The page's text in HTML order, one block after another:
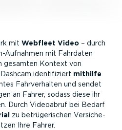
mit Webfleet Video – durch
­Auf­nahmen mit Fahrdaten
gesamten Kontext von
identi­fi­ziert mithilfe
Fahrver­halten und sendet
an Fahrer, sodass diese ihr
Durch Videoabruf bei Bedarf
zu betrü­ge­ri­schen Versi­che­
Ihre Fahrer.